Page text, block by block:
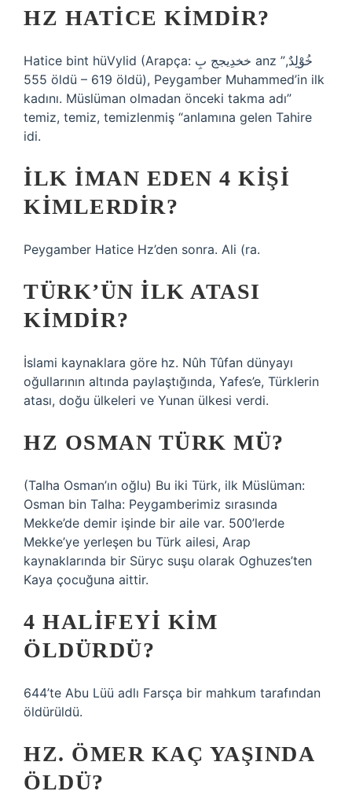
HZ HATICE KIMDIR?
Hatice bint hüVylid (Arapça: خخدِيجج بِ anz ”خُوَْلِدٌ,
555 öldü – 619 öldü), Peygamber Muhammed’in ilk
kadını. Müslüman olmadan önceki takma adı”
temiz, temiz, temizlenmiş “anlamına gelen Tahire
idi.
İLK IMAN EDEN 4 KIŞI
KIMLERDIR?
Peygamber Hatice Hz’den sonra. Ali (ra.
TÜRK’ÜN ILK ATASI
KIMDIR?
İslami kaynaklara göre hz. Nûh Tûfan dünyayı
oğullarının altında paylaştığında, Yafes’e, Türklerin
atası, doğu ülkeleri ve Yunan ülkesi verdi.
HZ OSMAN TÜRK MÜ?
(Talha Osman’ın oğlu) Bu iki Türk, ilk Müslüman:
Osman bin Talha: Peygamberimiz sırasında
Mekke’de demir işinde bir aile var. 500’lerde
Mekke’ye yerleşen bu Türk ailesi, Arap
kaynaklarında bir Süryc suşu olarak Oghuzes’ten
Kaya çocuğuna aittir.
4 HALIFEYI KIM
ÖLDÜRDÜ?
644’te Abu Lüü adlı Farsça bir mahkum tarafından
öldürüldü.
HZ. ÖMER KAÇ YAŞINDA
ÖLDÜ?